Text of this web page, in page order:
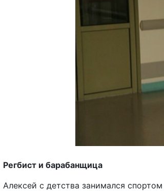
Регбист и барабанщица
Алексей с детства занимался